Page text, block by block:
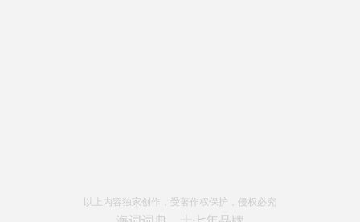
以上内容独家创作，受著作权保护，侵权必究